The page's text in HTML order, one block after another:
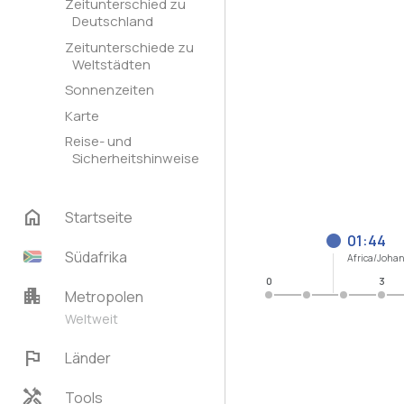
Zeitunterschied zu
Deutschland
Zeitunterschiede zu
Weltstädten
Sonnenzeiten
Karte
Reise- und
Sicherheitshinweise
home
Startseite
Südafrika
apartment Metropolen
Weltweit
flag Länder
handyman Tools
01:44
Africa/
0 3